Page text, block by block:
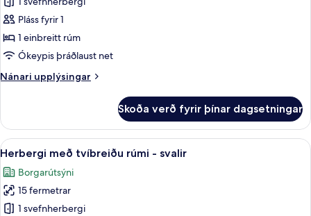
fyrir
Basic-
herbergi
fyrir
Pláss fyrir 1
1 einbreitt rúm
Ókeypis þráðlaust net
Nánari upplýsingar
Nánari
herbergi
fyrir
einn
Skoða verð fyrir þínar dagsetningar
Skoða
allar
myndir
fyrir
Herbergi
Herbergi með tvíbreiðu rúmi -
9
Herbergi með tvíbreiðu rúmi - svalir
Borgarútsýni
15 fermetrar
1 svefnherbergi